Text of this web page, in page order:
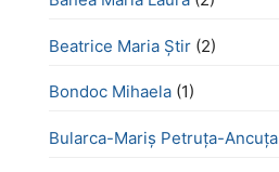
Beatrice Maria Știr (2)
Bondoc Mihaela (1)
Bularca-Mariș Petruța-Ancuța